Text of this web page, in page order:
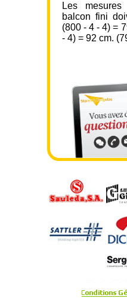
Les
balcon fini
(800 - 4 - 4) =
- 4) = 92 cm.